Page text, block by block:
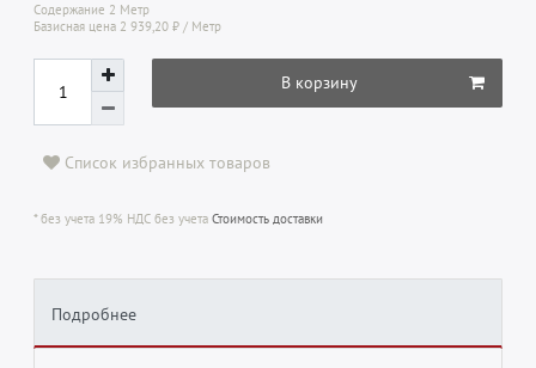
Содержание 2 Метр
Базисная цена 2 939,20 ₽ / Метр
В корзину
Список избранных товаров
* без учета 19% НДС без учета Стоимость доставки
Подробнее